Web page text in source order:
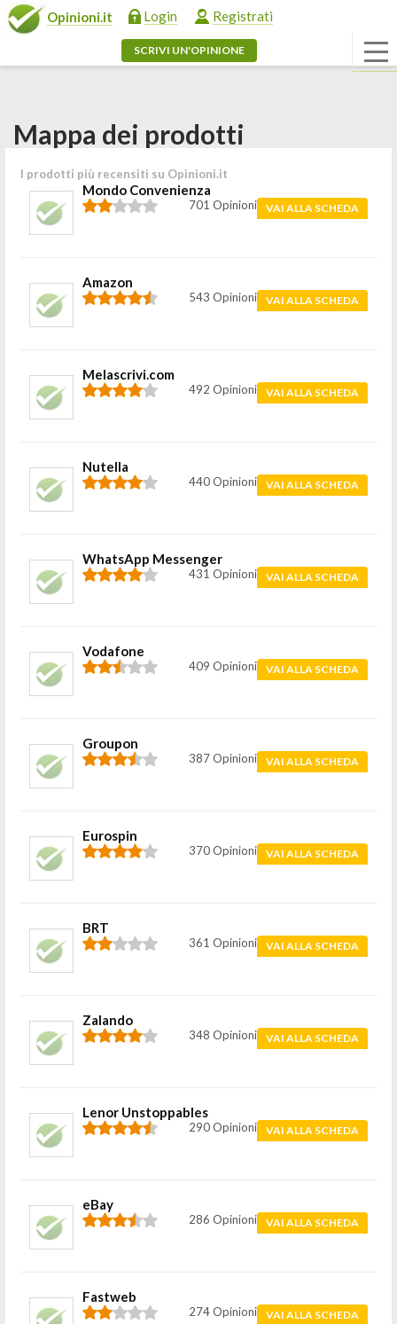
Opinioni.it Login Registrati
SCRIVI UN'OPINIONE
Mappa dei prodotti
I prodotti più recensiti su Opinioni.it
Mondo Convenienza
701 Opinioni VAI ALLA SCHEDA
Amazon
543 Opinioni VAI ALLA SCHEDA
Melascrivi.com
492 Opinioni VAI ALLA SCHEDA
Nutella
440 Opinioni VAI ALLA SCHEDA
WhatsApp Messenger
431 Opinioni VAI ALLA SCHEDA
Vodafone
409 Opinioni VAI ALLA SCHEDA
Groupon
387 Opinioni VAI ALLA SCHEDA
Eurospin
370 Opinioni VAI ALLA SCHEDA
BRT
361 Opinioni VAI ALLA SCHEDA
Zalando
348 Opinioni VAI ALLA SCHEDA
Lenor Unstoppables
290 Opinioni VAI ALLA SCHEDA
eBay
286 Opinioni VAI ALLA SCHEDA
Fastweb
274 Opinioni VAI ALLA SCHEDA